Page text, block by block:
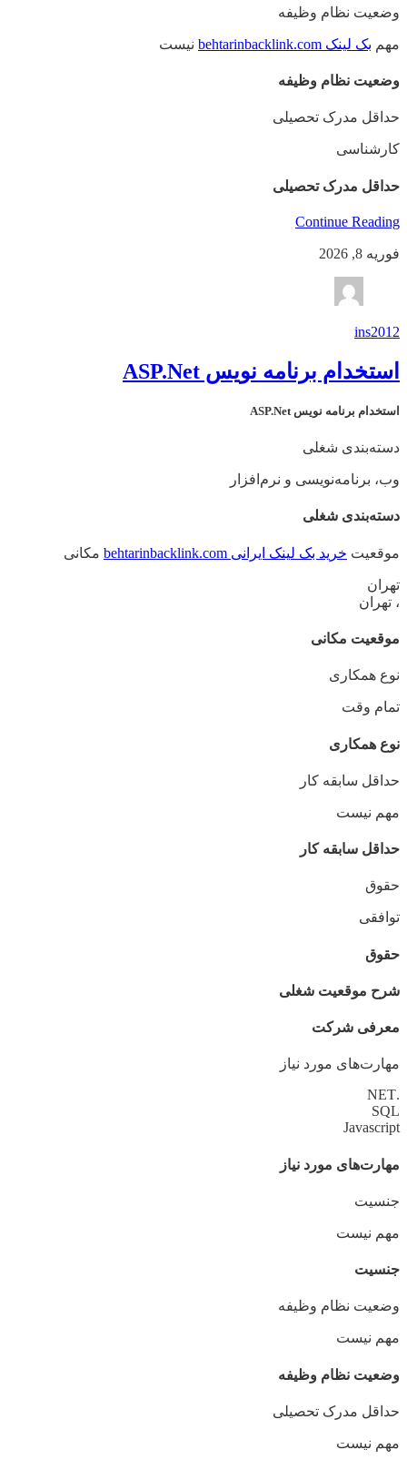
وضعیت نظام وظیفه
مهم‌ بک لینک behtarinbacklink.com نیست
وضعیت نظام وظیفه
حداقل مدرک تحصیلی
کارشناسی
حداقل مدرک تحصیلی
Continue Reading
فوریه 8, 2026
ins2012
استخدام برنامه نویس ASP.Net
استخدام برنامه نویس ASP.Net
دسته‌بندی شغلی
وب،‌ برنامه‌نویسی و نرم‌افزار
دسته‌بندی شغلی
موقعیت خرید بک لینک ایرانی behtarinbacklink.com مکانی
تهران
، تهران
موقعیت مکانی
نوع همکاری
تمام وقت
نوع همکاری
حداقل سابقه کار
مهم نیست
حداقل سابقه کار
حقوق
توافقی
حقوق
شرح موقعیت شغلی
معرفی شرکت
مهارت‌های مورد نیاز
.NET
SQL
Javascript
مهارت‌های مورد نیاز
جنسیت
مهم نیست
جنسیت
وضعیت نظام وظیفه
مهم‌ نیست
وضعیت نظام وظیفه
حداقل مدرک تحصیلی
مهم نیست